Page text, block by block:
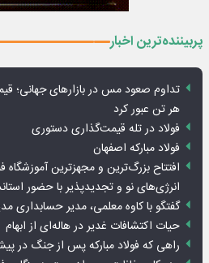
پربیننده‌ترین اخبار
هر تن عبور کرد
فولاد در تله قیمت‌گذاری دستوری
فولاد مبارکه اصفهان
افتتاح بزرگ‌ترین و مجهزترین
انرژی‌های نو و تجدیدپذیر با حضور
گفتگو با کاوه معلمی، مدیر حسابداری
حیات اکتشافات غدیر در هاله‌ای از ابهام
راهی که فولاد مبارکه پس از جنگ در